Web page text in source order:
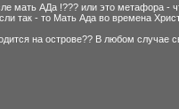
мать АДа !??? или это метафора -
так - то Мать Ада во времена
на острове?? В любом случае